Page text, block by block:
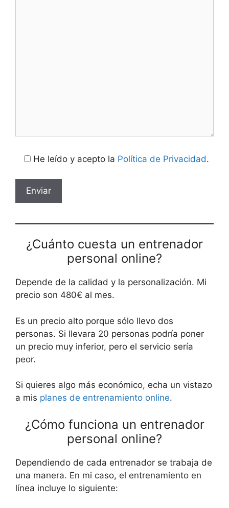
He leído y acepto la Política de Privacidad.
¿Cuánto cuesta un entrenador
personal online?
Depende de la calidad y la personalización. Mi
precio son 480€ al mes.
Es un precio alto porque sólo llevo dos
personas. Si llevara 20 personas podría poner
un precio muy inferior, pero el servicio sería
peor.
Si quieres algo más económico, echa un vistazo
a mis planes de entrenamiento online.
¿Cómo funciona un entrenador
personal online?
Dependiendo de cada entrenador se trabaja de
una manera. En mi caso, el entrenamiento en
línea incluye lo siguiente: